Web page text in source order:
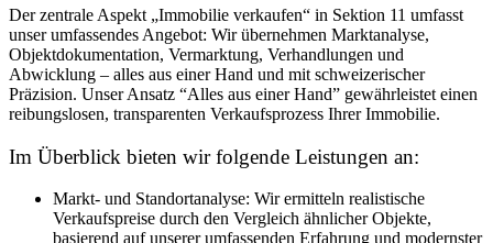
Der zentrale Aspekt „Immobilie verkaufen“ in Sektion 11 umfasst
unser umfassendes Angebot: Wir übernehmen Marktanalyse,
Objektdokumentation, Vermarktung, Verhandlungen und
Abwicklung – alles aus einer Hand und mit schweizerischer
Präzision. Unser Ansatz “Alles aus einer Hand” gewährleistet einen
reibungslosen, transparenten Verkaufsprozess Ihrer Immobilie.
Im Überblick bieten wir folgende Leistungen an:
Markt- und Standortanalyse: Wir ermitteln realistische
Verkaufspreise durch den Vergleich ähnlicher Objekte,
basierend auf unserer umfassenden Erfahrung und modernster